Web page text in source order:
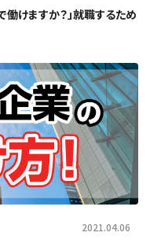
けますか？」就職するため
2021.04.06